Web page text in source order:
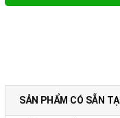
SẢN PHẨM CÓ SẴN TẠI